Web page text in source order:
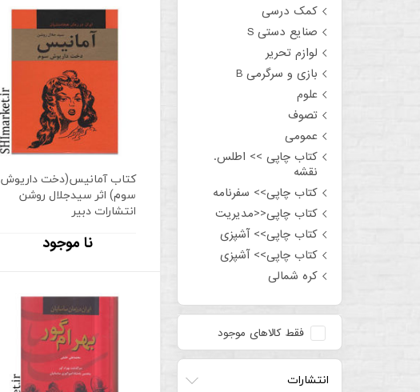
کمک درسی
صنایع دستی S
لوازم تحریر
بازی و سرگرمی B
علوم
تصوف
عمومی
کتاب چاپی >> اطلس.
نقشه
کتاب چاپی>> سفرنامه
کتاب چاپی<<مدیریت
کتاب چاپی>> آشپزی
کتاب چاپی>> آشپزی
کره شمالی
فقط کالاهای موجود
انتشارات
کتاب آمانیس(دخت داریوش
سوم) اثر سیدجلال روشن
انتشارات دبیر
نا موجود